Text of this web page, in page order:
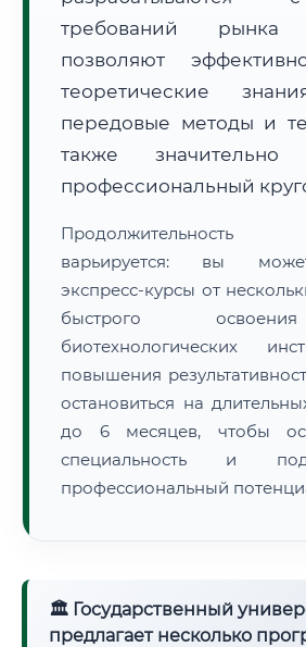
Расчет логистики оригиналов:
• Маршрут транзита:~2 633 км
• Экспресс-доставка СДЭК / Почтой: 4–6
📜 Документы и аккредитация
Нажмите на документ для
требований
позволяют
теоретические
передовые методы и
также значительно
профессиональный
варьируется: вы
экспресс-курсы от
быстрого
биотехнологических
повышения
остановиться на
до 6 месяцев, чтобы
специальность и
профессиональный
🏛 Государственный
предлагает несколько